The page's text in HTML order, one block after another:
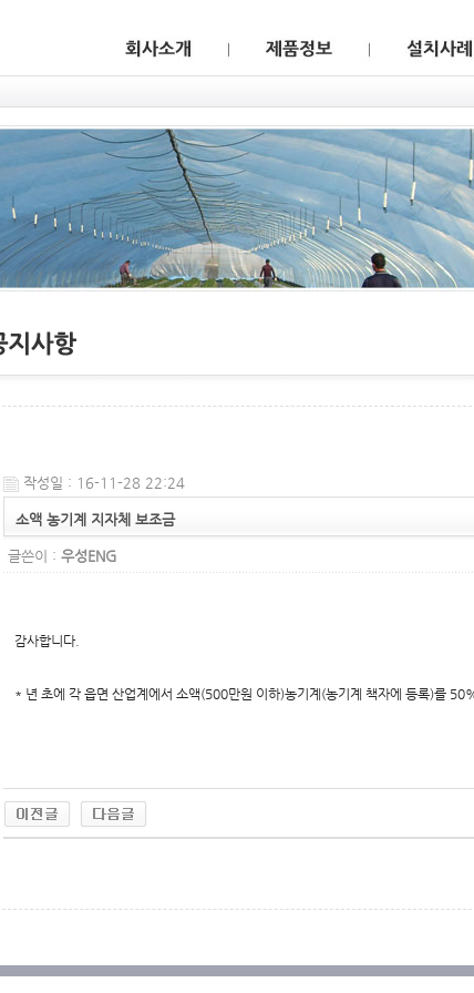
작성일 : 16-11-28 22:24
소액 농기계 지자체 보조금
글쓴이 : 우성ENG
감사합니다.
* 년 초에 각 읍면 산업계에서 소액(500만원 이하)농기계(농기계 책자에 등록)를